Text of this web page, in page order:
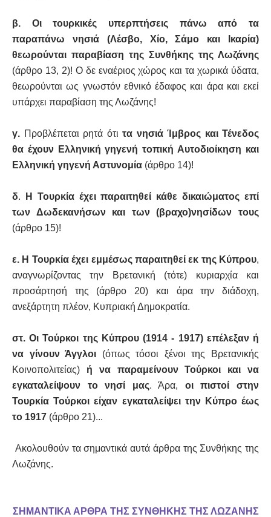
β. Οι τουρκικές υπερπτήσεις πάνω από τα
παραπάνω νησιά (Λέσβο, Χίο, Σάμο και Ικαρία)
θεωρούνται παραβίαση της Συνθήκης της Λωζάνης
(άρθρο 13, 2)! Ο δε εναέριος χώρος και τα χωρικά ύδατα,
θεωρούνται ως γνωστόν εθνικό έδαφος και άρα και εκεί
υπάρχει παραβίαση της Λωζάνης!
γ. Προβλέπεται ρητά ότι τα νησιά Ίμβρος και Τένεδος
θα έχουν Ελληνική γηγενή τοπική Αυτοδιοίκηση και
Ελληνική γηγενή Αστυνομία (άρθρο 14)!
δ. Η Τουρκία έχει παραιτηθεί κάθε δικαιώματος επί
των Δωδεκανήσων και των (βραχο)νησίδων τους
(άρθρο 15)!
ε. Η Τουρκία έχει εμμέσως παραιτηθεί εκ της Κύπρου,
αναγνωρίζοντας την Βρετανική (τότε) κυριαρχία και
προσάρτησή της (άρθρο 20) και άρα την διάδοχη,
ανεξάρτητη πλέον, Κυπριακή Δημοκρατία.
στ. Οι Τούρκοι της Κύπρου (1914 - 1917) επέλεξαν ή
να γίνουν Άγγλοι (όπως τόσοι ξένοι της Βρετανικής
Κοινοπολιτείας) ή να παραμείνουν Τούρκοι και να
εγκαταλείψουν το νησί μας. Άρα, οι πιστοί στην
Τουρκία Τούρκοι είχαν εγκαταλείψει την Κύπρο έως
το 1917 (άρθρο 21)...
Ακολουθούν τα σημαντικά αυτά άρθρα της Συνθήκης της
Λωζάνης.
ΣΗΜΑΝΤΙΚΑ ΑΡΘΡΑ ΤΗΣ ΣΥΝΘΗΚΗΣ ΤΗΣ ΛΩΖΑΝΗΣ